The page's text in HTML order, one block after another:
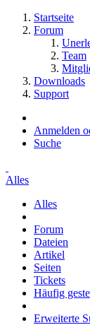
Startseite
Forum
Team
Downloads
Support
Anmelden
Suche
Alles
Alles
Forum
Dateien
Artikel
Seiten
Tickets
Häufig
Erweiterte